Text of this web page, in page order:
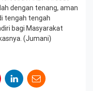
dengan tenang, aman
tengah tengah
bagi Masyarakat
(Jumani)